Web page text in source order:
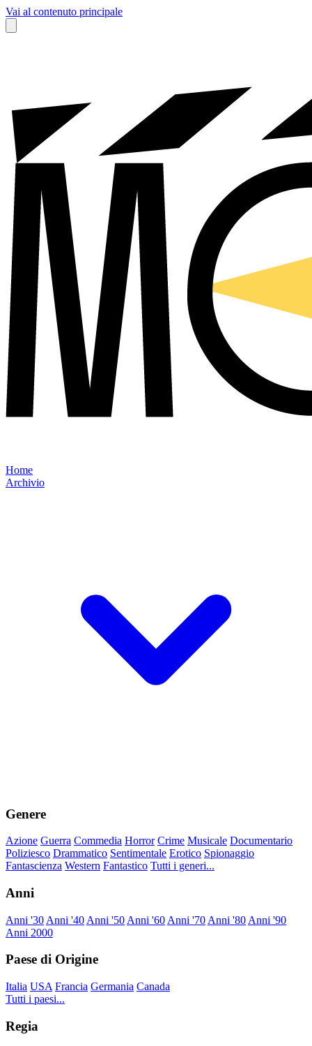
Vai al contenuto principale
Home
Archivio
Genere
Azione Guerra Commedia Horror Crime Musicale Documentario
Poliziesco Drammatico Sentimentale Erotico Spionaggio
Fantascienza Western Fantastico Tutti i generi...
Anni
Anni '30 Anni '40 Anni '50 Anni '60 Anni '70 Anni '80 Anni '90
Anni 2000
Paese di Origine
Italia USA Francia Germania Canada
Tutti i paesi...
Regia